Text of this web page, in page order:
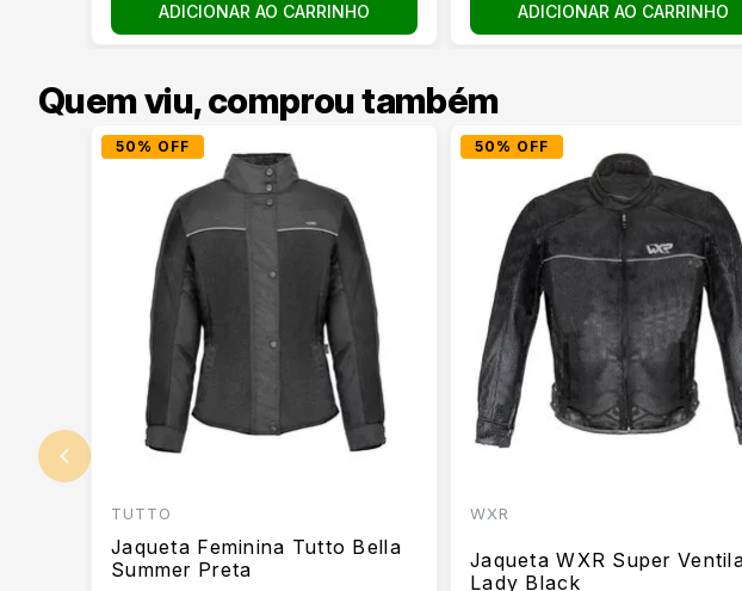
ADICIONAR AO CARRINHO ADICIONAR AO CARRINHO
Quem viu, comprou também
50% OFF
TUTTO
Jaqueta Feminina Tutto Bella
Summer Preta
50% OFF
WXR
Jaqueta WXR Super
Lady Black